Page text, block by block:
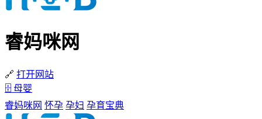
睿妈咪网
🔗 打开网站
🗄 母婴
睿妈咪网 怀孕 孕妇 孕育宝典